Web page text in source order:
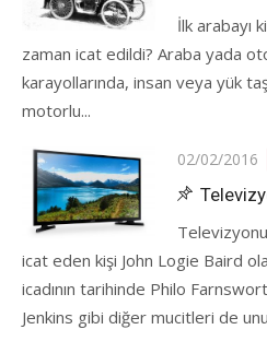
İlk arabayı
zaman icat edildi? Araba yada
karayollarında, insan veya yük
motorlu...
Posted
on
02/02/2016
icat eden kişi John Logie Baird
icadının tarihinde Philo
Jenkins gibi diğer mucitleri de